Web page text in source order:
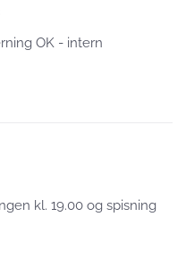
OK - intern
kl. 19.00 og spisning